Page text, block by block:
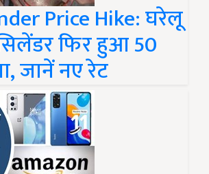
Price Hike: घरेलू
फिर हुआ 50
जानें नए रेट